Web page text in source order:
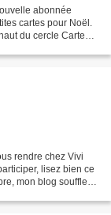
abonnée
cartes pour Noël.
du cercle Carte
rendre chez Vivi
lisez bien ce
mon blog soufflera